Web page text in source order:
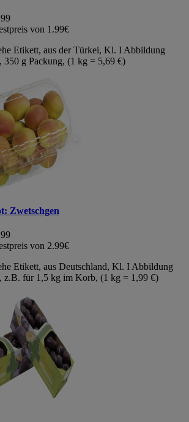
von 1.99€
Etikett, aus der Türkei, Kl. I Abbildung
350 g Packung, (1 kg = 5,69 €)
Zwetschgen
von 2.99€
Etikett, aus Deutschland, Kl. I Abbildung
z.B. für 1,5 kg im Korb, (1 kg = 1,99 €)